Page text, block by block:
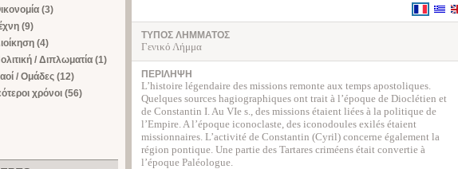
(3)
(9)
(4)
/ Διπλωματία (1)
/ Ομάδες (12)
χρόνοι (56)
ΤΥΠΟΣ ΛΗΜΜΑΤΟΣ
Γενικό Λήμμα
ΠΕΡΙΛΗΨΗ
L’histoire légendaire des missions remonte aux temps apostoliques.
Quelques sources hagiographiques ont trait à l’époque de Dioclétien et
de Constantin I. Au VIe s., des missions étaient liées à la politique de
l’Empire. A l’époque iconoclaste, des iconodoules exilés étaient
missionnaires. L’activité de Constantin (Cyril) concerne également la
région pontique. Une partie des Tartares criméens était convertie à
l’époque Paléologue.